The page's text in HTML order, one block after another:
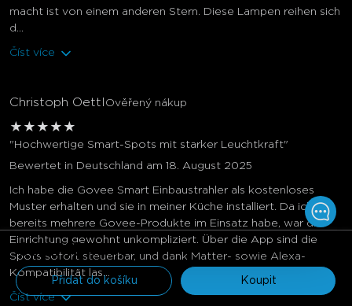
€112.49€149.99
Přidat do košíku Koupit
macht ist von einem anderen Stern. Diese Lampen reihen sich
d...
Číst více
Christoph Oettl Ověřený nákup
★ ★ ★ ★ ★
"Hochwertige Smart-Spots mit starker Leuchtkraft"
Bewertet in Deutschland am 18. August 2025
Ich habe die Govee Smart Einbaustrahler als kostenloses
Muster erhalten und sie in meiner Küche installiert. Da ich
bereits mehrere Govee-Produkte im Einsatz habe, war die
Einrichtung gewohnt unkompliziert. Über die App sind die
Spots sofort steuerbar, und dank Matter- sowie Alexa-
Kompatibilität las...
Číst více